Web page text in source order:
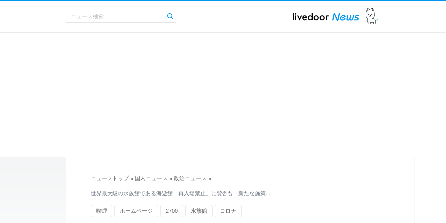
ニューストップ > 国内ニュース > 政治ニュース >
世界最大級の水族館である海遊館「再入場禁止」に賛否も「新たな施策…
喫煙 ホームページ 2700 水族館 コロナ